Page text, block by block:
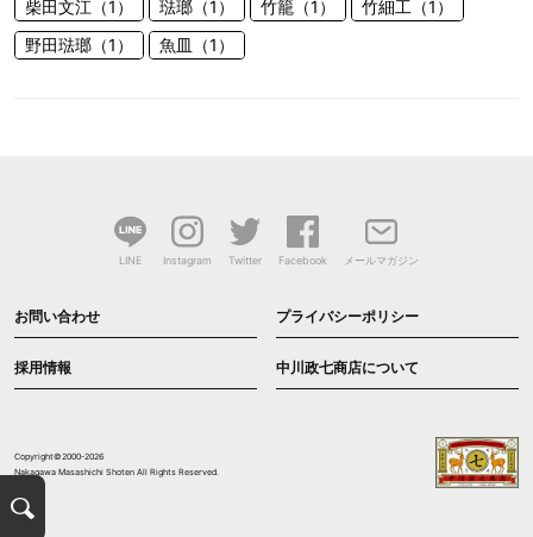
柴田文江（1）
琺瑯（1） 竹籠（1）
竹細工（1）
野田琺瑯（1）
魚皿（1）
LINE Instagram Twitter Facebook メールマガジン
お問い合わせ プライバシーポリシー
採用情報 中川政七商店について
Copyright©2000-2026
Nakagawa Masashichi Shoten All Rights Reserved.
検